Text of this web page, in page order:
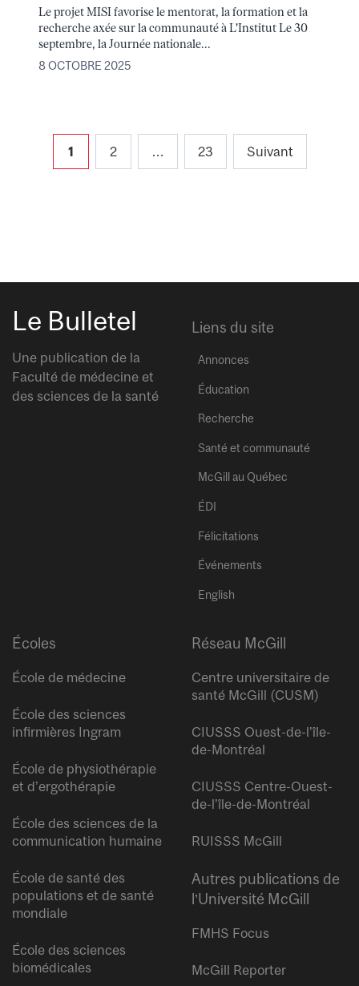
Le projet MISI favorise le mentorat, la formation et la
recherche axée sur la communauté à L'Institut Le 30
septembre, la Journée nationale...
8 OCTOBRE 2025
Pagination
des
1 2 … 23 Suivant
Le Bulletel
Une publication de la
Faculté de médecine et
des sciences de la santé
Liens du site
Annonces
Éducation
Recherche
Santé et communauté
McGill au Québec
ÉDI
Félicitations
Événements
English
Écoles
École de médecine
École des sciences
infirmières Ingram
École de physiothérapie
et d’ergothérapie
École des sciences de la
communication humaine
École de santé des
populations et de santé
mondiale
École des sciences
biomédicales
Réseau McGill
Centre universitaire de
santé McGill (CUSM)
CIUSSS Ouest-de-l’île-
de-Montréal
CIUSSS Centre-Ouest-
de-l’île-de-Montréal
RUISSS McGill
Autres publications de
l’Université McGill
FMHS Focus
McGill Reporter